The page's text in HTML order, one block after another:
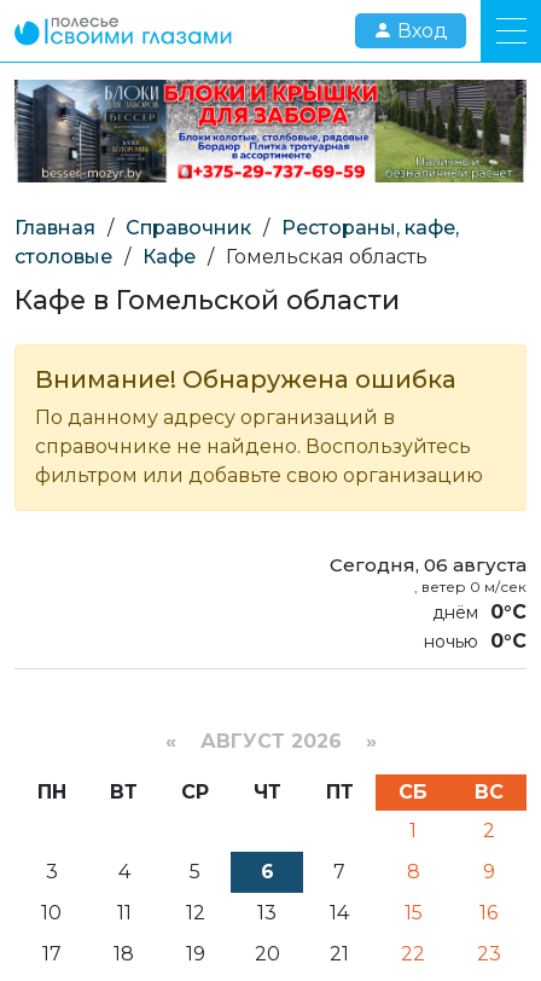
Вход
Главная / Справочник /
Рестораны, кафе,
столовые / Кафе / Гомельская область
Кафе в Гомельской области
Внимание! Обнаружена ошибка
По данному адресу организаций в
справочнике не найдено. Воспользуйтесь
фильтром или добавьте свою организацию
Сегодня, 06 августа
, ветер 0 м/сек
0°C
0°C
« АВГУСТ 2026 »
ПН ВТ СР ЧТ ПТ СБ
ВС
1
2
3
4 5 6 7 8
9
10
11 12 13 14 15
16
17
18 19 20 21 22
23